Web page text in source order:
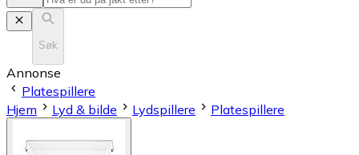
Søk
Annonse
Platespillere
Hjem
Lyd & bilde Lydspillere Platespillere